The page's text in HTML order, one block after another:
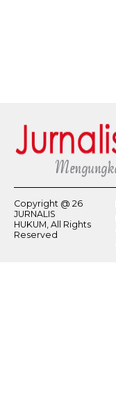
Copyright @ 26
JURNALIS
HUKUM, All Rights
Reserved